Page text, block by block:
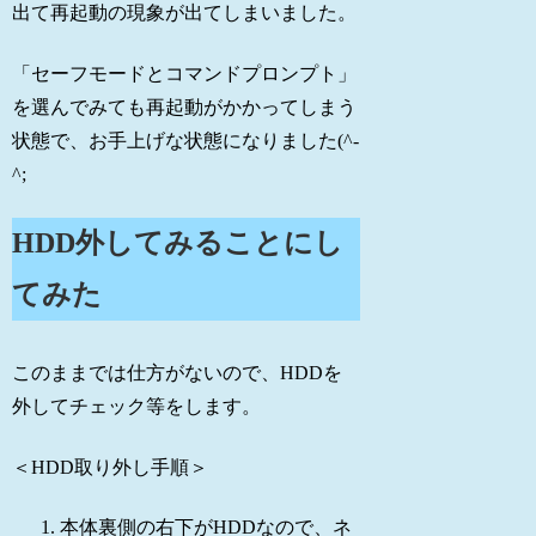
出て再起動の現象が出てしまいました。
「セーフモードとコマンドプロンプト」
を選んでみても再起動がかかってしまう
状態で、お手上げな状態になりました(^-
^;
HDD外してみることにし
てみた
このままでは仕方がないので、HDDを
外してチェック等をします。
＜HDD取り外し手順＞
本体裏側の右下がHDDなので、ネ